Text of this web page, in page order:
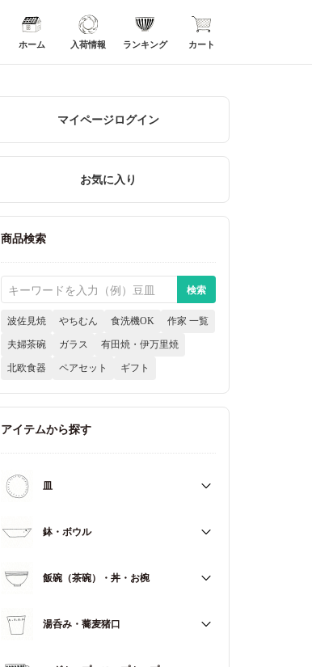
ホーム 入荷情報 ランキング カート
マイページログイン
お気に入り
商品検索
波佐見焼 やちむん 食洗機OK 作家 一覧
夫婦茶碗 ガラス 有田焼・伊万里焼
北欧食器 ペアセット ギフト
アイテムから探す
皿
すべて
取皿・中皿（15～20cm）
鉢・ボウル
すべて
中鉢（13～17cm）
飯碗（茶碗）・丼・お椀
すべて
湯呑み・蕎麦猪口